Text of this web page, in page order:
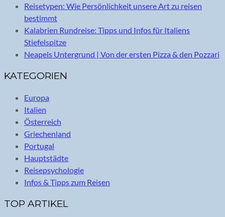
Reisetypen: Wie Persönlichkeit unsere Art zu reisen
bestimmt
Kalabrien Rundreise: Tipps und Infos für Italiens
Stiefelspitze
Neapels Untergrund | Von der ersten Pizza & den Pozzari
KATEGORIEN
Europa
Italien
Österreich
Griechenland
Portugal
Hauptstädte
Reisepsychologie
Infos & Tipps zum Reisen
TOP ARTIKEL